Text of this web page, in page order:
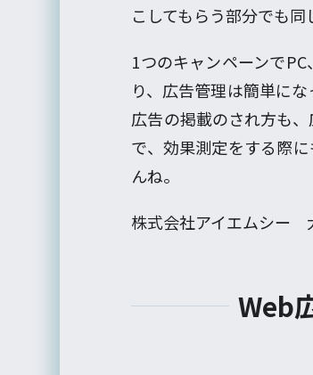
こしてもらう部分でも同
1つのキャンペーンで
り、広告管理は簡単に
広告の掲載のされ方も
で、効果測定をする際
んね。
株式会社アイエムシー
Web